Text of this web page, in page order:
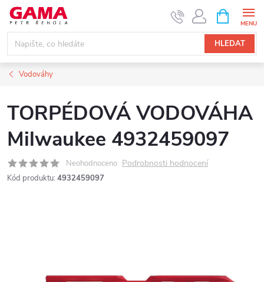
Přejít
obsah
HLEDAT
NÁKUPNÍ
KOŠÍK
Vodováhy
TORPÉDOVÁ VODOVÁHA
Milwaukee 4932459097
Neohodnoceno Podrobnosti hodnocení
Kód produktu: 4932459097